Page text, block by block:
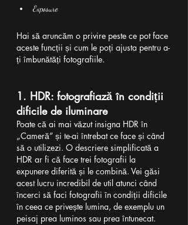
Exposure
Hai să aruncăm o privire peste ce pot face
aceste funcții și cum le poți ajusta pentru a-
ți îmbunătăți fotografiile.
1. HDR: fotografiază în condiții
dificile de iluminare
Poate că ai mai văzut insigna HDR în
„Cameră” și te-ai întrebat ce face și când
să o utilizezi. O descriere simplificată a
HDR ar fi că face trei fotografii la
expunere diferită și le combină. Vei găsi
acest lucru incredibil de util atunci când
încerci să faci fotografii în condiții dificile
în ceea ce privește lumina, de exemplu un
peisaj prea luminos sau prea întunecat.